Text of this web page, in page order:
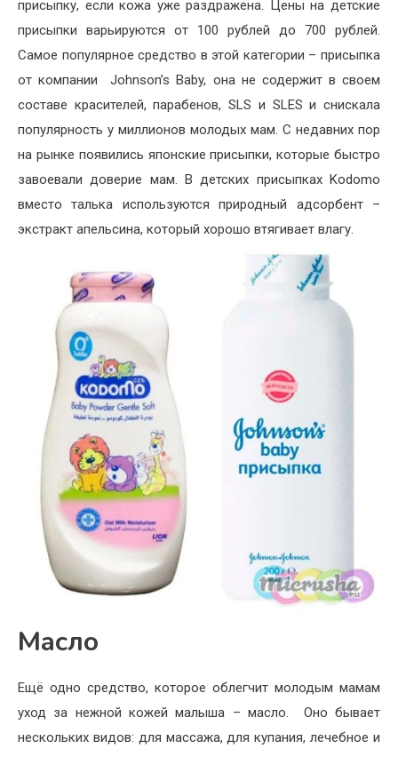
присыпку, если кожа уже раздражена. Цены на детские
присыпки варьируются от 100 рублей до 700 рублей.
Самое популярное средство в этой категории – присыпка
от компании Johnson’s Baby, она не содержит в своем
составе красителей, парабенов, SLS и SLES и снискала
популярность у миллионов молодых мам. С недавних пор
на рынке появились японские присыпки, которые быстро
завоевали доверие мам. В детских присыпках Kodomo
вместо талька используются природный адсорбент –
экстракт апельсина, который хорошо втягивает влагу.
Масло
Ещё одно средство, которое облегчит молодым мамам
уход за нежной кожей малыша – масло. Оно бывает
нескольких видов: для массажа, для купания, лечебное и